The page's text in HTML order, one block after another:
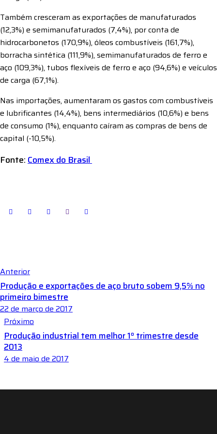
Também cresceram as exportações de manufaturados
(12,3%) e semimanufaturados (7,4%), por conta de
hidrocarbonetos (170,9%), óleos combustíveis (161,7%),
borracha sintética (111,9%), semimanufaturados de ferro e
aço (109,3%), tubos flexíveis de ferro e aço (94,6%) e veículos
de carga (67,1%).
Nas importações, aumentaram os gastos com combustíveis
e lubrificantes (14,4%), bens intermediários (10,6%) e bens
de consumo (1%), enquanto caíram as compras de bens de
capital (-10,5%).
Fonte: Comex do Brasil
Anterior
Produção e exportações de aço bruto sobem 9,5% no
primeiro bimestre
22 de março de 2017
Próximo
Produção industrial tem melhor 1º trimestre desde
2013
4 de maio de 2017